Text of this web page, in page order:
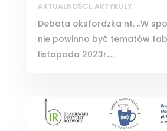
AKTUALNOŚCI,ARTYKUŁY
Debata oksfordzka nt. „W
nie powinno być tematów
listopada 2023r....